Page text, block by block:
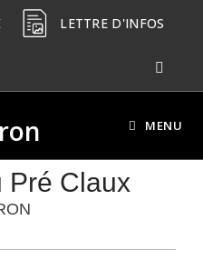
LETTRE D'INFOS
MENU
Pré Claux